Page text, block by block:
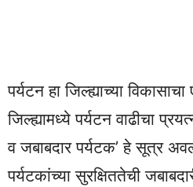
पर्यटन हा जिल्ह्याच्या
जिल्ह्यामध्ये पर्यटन वाढीचा
व जबाबदार पर्यटक’ हे सूत्र
पर्यटकांच्या सुरक्षिततेची